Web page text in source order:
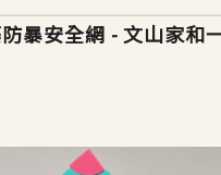
暴安全網 - 文山家和